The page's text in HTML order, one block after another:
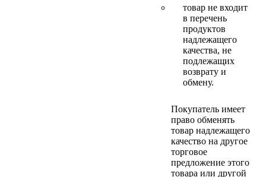
товар не входит
в перечень
продуктов
надлежащего
качества, не
подлежащих
возврату и
обмену.
Покупатель имеет
право обменять
товар надлежащего
качество на другое
торговое
предложение этого
товара или другой